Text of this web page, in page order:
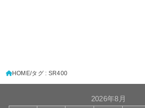
HOME タグ : SR400
2026年8月